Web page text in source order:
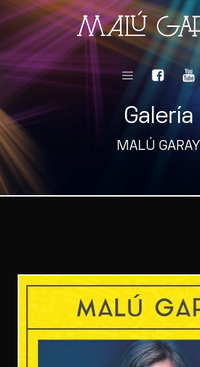
Galería
MALÚ GARAY